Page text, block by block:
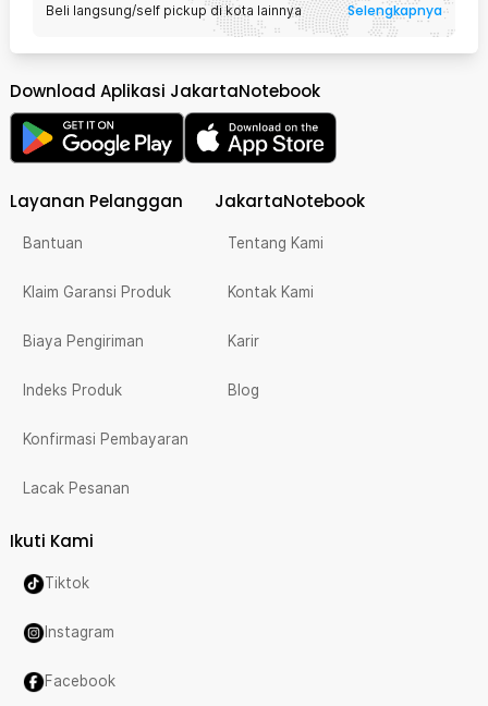
Beli langsung/self pickup di kota lainnya Selengkapnya
Download Aplikasi JakartaNotebook
Layanan Pelanggan
Bantuan
Klaim Garansi Produk
Biaya Pengiriman
Indeks Produk
Konfirmasi Pembayaran
Lacak Pesanan
JakartaNotebook
Tentang Kami
Kontak Kami
Karir
Blog
Ikuti Kami
Tiktok
Instagram
Facebook